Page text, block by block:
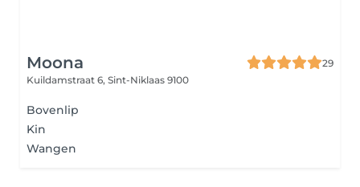
Moona
29
Kuildamstraat 6, Sint-Niklaas 9100
Bovenlip
Kin
Wangen